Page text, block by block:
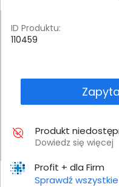
Profit + dla Firm
Sprawdź
ID Produktu:
110459
Produkt
Dowiedz się więcej